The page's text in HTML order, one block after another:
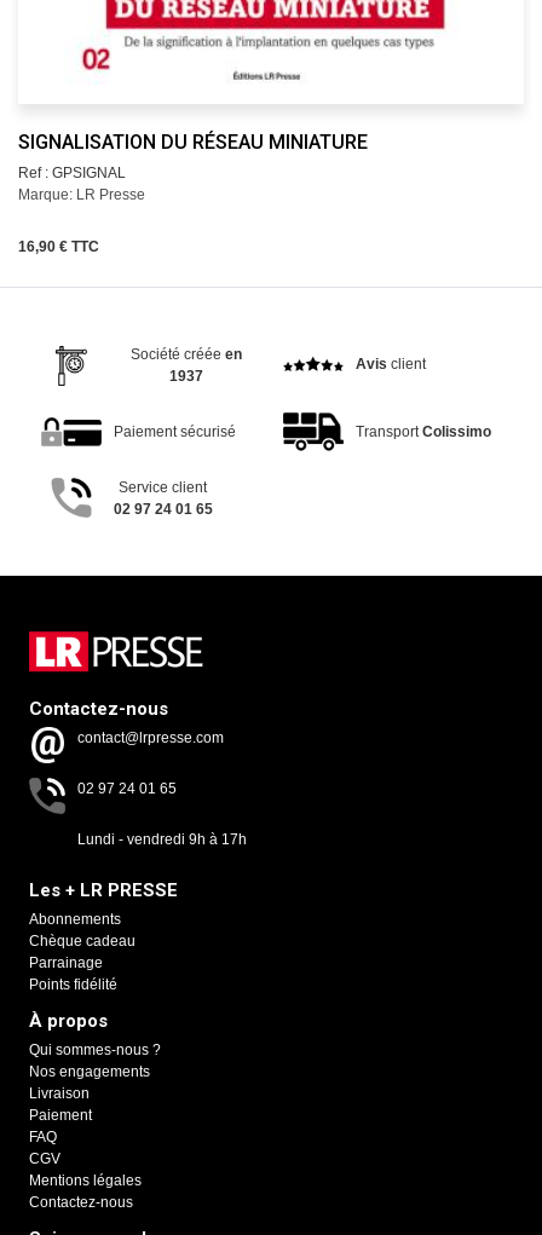
SIGNALISATION DU RÉSEAU MINIATURE
Ref : GPSIGNAL
Marque: LR Presse
16,90 € TTC
Société créée en
1937
Avis client
Paiement sécurisé TransportColissimo
Service client
02 97 24 01 65
Contactez-nous
contact@lrpresse.com
02 97 24 01 65
Lundi - vendredi 9h à 17h
Les + LR PRESSE
Abonnements
Chèque cadeau
Parrainage
Points fidélité
À propos
Qui sommes-nous ?
Nos engagements
Livraison
Paiement
FAQ
CGV
Mentions légales
Contactez-nous